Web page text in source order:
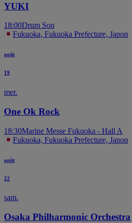
YUKI
18:00Drum Son
Fukuoka, Fukuoka Prefecture, Japon
août
19
mer.
One Ok Rock
18:30Marine Messe Fukuoka - Hall A
Fukuoka, Fukuoka Prefecture, Japon
août
22
sam.
Osaka Philharmonic Orchestra